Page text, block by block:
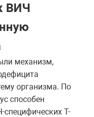
ВИЧ
механизм,
организма. По
способен
специфических Т-